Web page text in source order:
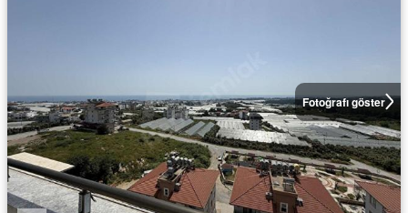
Fotoğrafı göster